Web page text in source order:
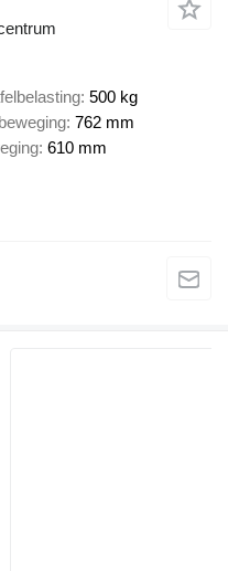
500 kg
762 mm
610 mm